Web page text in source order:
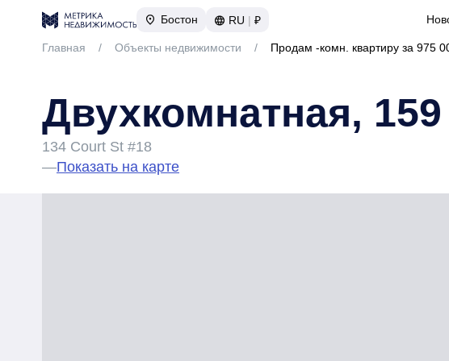
Бостон RU | ₽
Главная / Объекты недвижимости / Продам -комн. квартиру за 975
Двухкомнатная, 159
134 Court St #18
—Показать на карте